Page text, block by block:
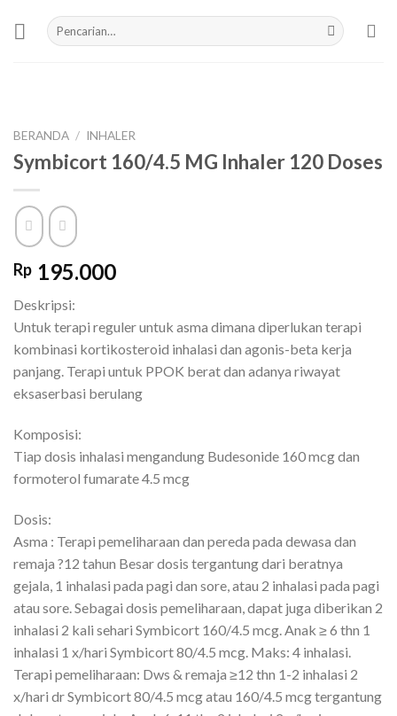
Pencarian
untuk:
BERANDA / INHALER
Symbicort 160/4.5 MG Inhaler 120 Doses
Rp 195.000
Deskripsi:
Untuk terapi reguler untuk asma dimana diperlukan terapi
kombinasi kortikosteroid inhalasi dan agonis-beta kerja
panjang. Terapi untuk PPOK berat dan adanya riwayat
eksaserbasi berulang
Komposisi:
Tiap dosis inhalasi mengandung Budesonide 160 mcg dan
formoterol fumarate 4.5 mcg
Dosis:
Asma : Terapi pemeliharaan dan pereda pada dewasa dan
remaja ?12 tahun Besar dosis tergantung dari beratnya
gejala, 1 inhalasi pada pagi dan sore, atau 2 inhalasi pada pagi
atau sore. Sebagai dosis pemeliharaan, dapat juga diberikan 2
inhalasi 2 kali sehari Symbicort 160/4.5 mcg. Anak ≥ 6 thn 1
inhalasi 1 x/hari Symbicort 80/4.5 mcg. Maks: 4 inhalasi.
Terapi pemeliharaan: Dws & remaja ≥12 thn 1-2 inhalasi 2
x/hari dr Symbicort 80/4.5 mcg atau 160/4.5 mcg tergantung